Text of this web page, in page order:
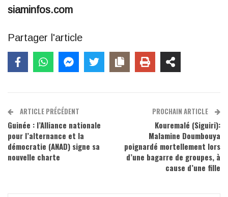
siaminfos.com
Partager l'article
ARTICLE PRÉCÉDENT
Guinée : l’Alliance nationale
pour l’alternance et la
démocratie (ANAD) signe sa
nouvelle charte
PROCHAIN ARTICLE
Kouremalé (Siguiri):
Malamine Doumbouya
poignardé mortellement lors
d’une bagarre de groupes, à
cause d’une fille